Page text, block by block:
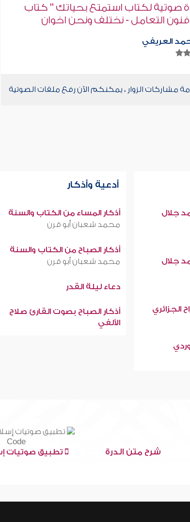
ضعف الغيره عند بعض المسلمين
دياب
مشاركات الزوار ، يمكنكم الآن رفع ملفات الصوتية
جلال
جلال
الجزائري
أدعية وأذكار
أذكار المساء من الكتاب والسنة
محمد شعبان أبو قرن
أذكار الصباح من الكتاب والسنة
محمد شعبان أبو قرن
دعاء ليلة القدر
أذكار الصباح بصوت القارئ صلاح
الألفي
شرح متن الدرة تطبيق صوتيات